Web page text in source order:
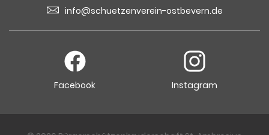
info@schuetzenverein-ostbevern.de
Facebook Instagram